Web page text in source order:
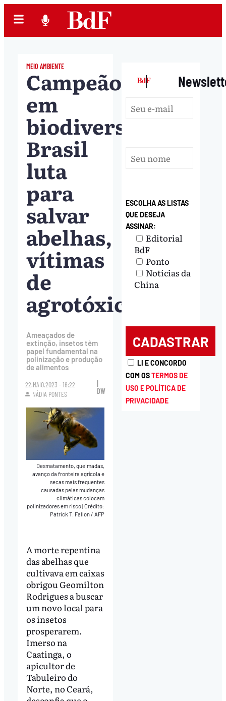
MEIO AMBIENTE
Campeão
em
biodiversidade,
Brasil
luta
para
salvar
abelhas,
vítimas
de
agrotóxicos
Ameaçados de
extinção, insetos têm
papel fundamental na
polinização e produção
de alimentos
22.MAIO.2023 - 16:22
NÁDIA PONTES
DW
Desmatamento, queimadas,
avanço da fronteira agrícola e
secas mais frequentes
causadas pelas mudanças
climáticas colocam
polinizadores em risco|Crédito:
Patrick T. Fallon / AFP
A morte repentina
das abelhas que
cultivava em caixas
obrigou Geomilton
Rodrigues a buscar
um novo local para
os insetos
prosperarem.
Imerso na
Caatinga, o
apicultor de
Tabuleiro do
Norte, no Ceará,
|
ESCOLHA AS LISTAS
QUE DESEJA
ASSINAR:
Editorial
BdF
Ponto
Notícias da
China
LI E CONCORDO
COM OSTERMOS DE
USO E POLÍTICA DE
PRIVACIDADE